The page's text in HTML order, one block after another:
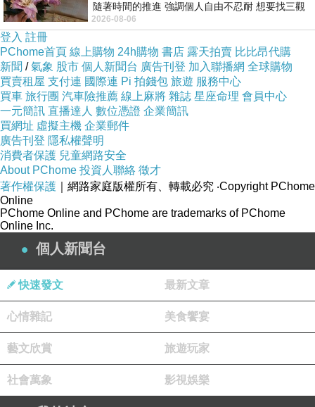
米妞坐著的是她的專屬小沙發，是老娘好久前有
次玩麻將連線帶回家新新的等待這一刻（哈！最
好是當時就這樣想...），沒想到她坐的直挺挺的
超級可愛的呀！還會想玩桌上的東西。
隨著時間的推進 強調個人自由不忍耐 想要找三觀
接近的不要說對象 連朋友都超
2026-08-06
登入 註冊
PChome首頁 線上購物 24h購物 書店 露天拍賣 比比昂代購
新聞 /氣象 股市 個人新聞台 廣告刊登 加入聯播網 全球購物
買賣租屋 支付連 國際連 Pi 拍錢包 旅遊 服務中心
買車 旅行團 汽車險推薦 線上麻將 雜誌 星座命理 會員中心
一元簡訊 直播達人 數位憑證 企業簡訊
買網址 虛擬主機 企業郵件
廣告刊登 隱私權聲明
消費者保護 兒童網路安全
About PChome 投資人聯絡 徵才
著作權保護 ｜網路家庭版權所有、轉載必究 ‧Copyright PChome
Online
PChome Online and PChome are trademarks of PChome
Online Inc.
個人新聞台
快速發文 最新文章
心情雜記 美食饗宴
藝文欣賞 旅遊玩家
社會萬象 影視娛樂